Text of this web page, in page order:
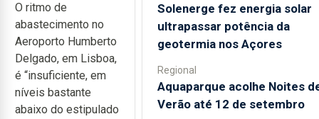
O ritmo de
abastecimento no
Aeroporto Humberto
Delgado, em Lisboa,
é “insuficiente, em
níveis bastante
abaixo do estipulado
Solenerge fez energia solar
ultrapassar potência da
geotermia nos Açores
Regional
Aquaparque acolhe Noites
Verão até 12 de setembro